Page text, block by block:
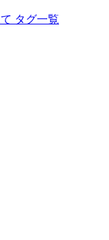
タグ一覧